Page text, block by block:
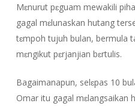
Mɛnurut pɛguam mewakili
gagal mɛlunaskan hutang
tɛmpoh tujuh bulan, bermula
mɛngikut pɛrjanjian bɛrtulis.
Bagaimanapun, selɛpas 10
Omar itu gagal mɛlangsaikan